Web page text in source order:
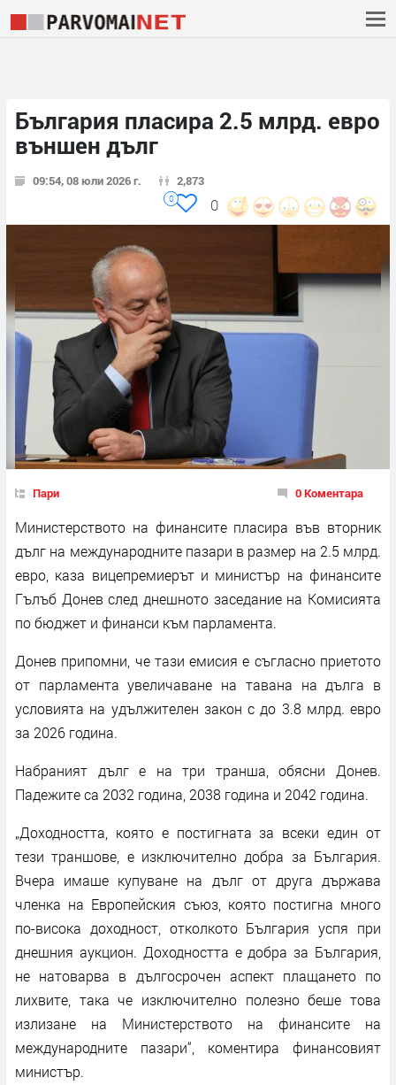
България пласира 2.5 млрд. евро
външен дълг
09:54, 08 юли 2026 г. 2,873
0
0
Пари 0 Коментара
Министерството на финансите пласира във вторник
дълг на международните пазари в размер на 2.5 млрд.
евро, каза вицепремиерът и министър на финансите
Гълъб Донев след днешното заседание на Комисията
по бюджет и финанси към парламента.
Донев припомни, че тази емисия е съгласно приетото
от парламента увеличаване на тавана на дълга в
условията на удължителен закон с до 3.8 млрд. евро
за 2026 година.
Набраният дълг е на три транша, обясни Донев.
Падежите са 2032 година, 2038 година и 2042 година.
„Доходността, която е постигната за всеки един от
тези траншове, е изключително добра за България.
Вчера имаше купуване на дълг от друга държава
членка на Европейския съюз, която постигна много
по-висока доходност, отколкото България успя при
днешния аукцион. Доходността е добра за България,
не натоварва в дългосрочен аспект плащането по
лихвите, така че изключително полезно беше това
излизане на Министерството нa финансите на
международните пазари“, коментира финансовият
министър.